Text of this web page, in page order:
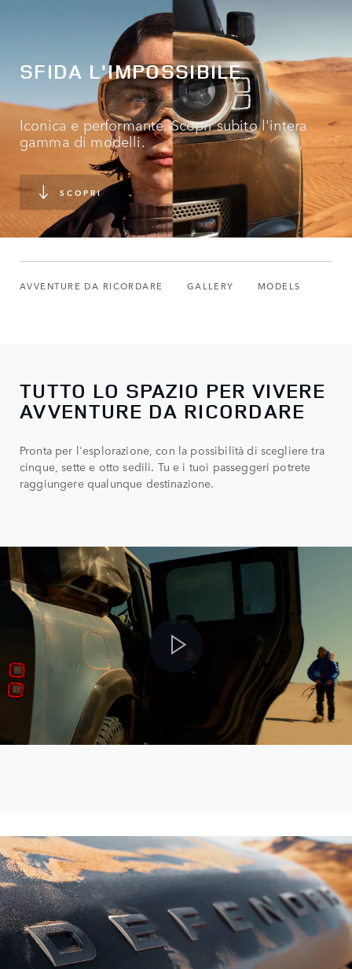
SFIDA L'IMPOSSIBILE
Iconica e performante. Scopri subito l'intera
gamma di modelli.
SCOPRI
AVVENTURE DA RICORDARE GALLERY MODELS
TUTTO LO SPAZIO PER VIVERE
AVVENTURE DA RICORDARE
Pronta per l'esplorazione, con la possibilità di scegliere tra
cinque, sette e otto sedili. Tu e i tuoi passeggeri potrete
raggiungere qualunque destinazione.